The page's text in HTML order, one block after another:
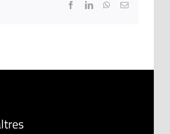
FacebookLinkedInWhatsApp
Email: